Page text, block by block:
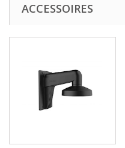
ACCESSOIRES